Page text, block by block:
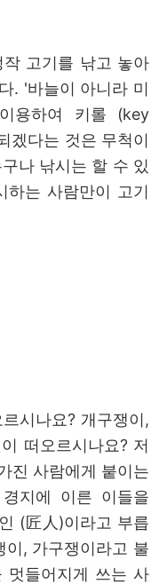
고기를 낚고 놓아
. '바늘이 아니라 미
용하여 키롤 (key
겠다는 것은 무척이
나 낚시는 할 수 있
하는 사람만이 고기
시나요? 개구쟁이,
떠오르시나요? 저
진 사람에게 붙이는
지에 이른 이들을
(匠人)이라고 부릅
이, 가구쟁이라고 불
멋들어지게 쓰는 사